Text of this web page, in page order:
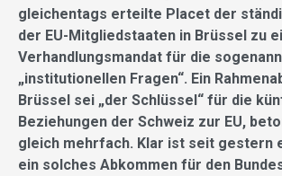
gleichentags erteilte Placet der
der EU-Mitgliedstaaten in Brüssel zu
Verhandlungsmandat für die
„institutionellen Fragen“. Ein
Brüssel sei „der Schlüssel“ für die
Beziehungen der Schweiz zur EU,
gleich mehrfach. Klar ist seit gestern
ein solches Abkommen für den